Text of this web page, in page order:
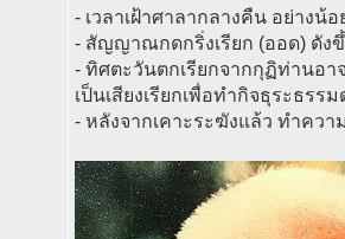
- เวลาเฝ้าศาลากลางคืน อย่างน้
- สัญญาณกดกริ่งเรียก (ออด) ดั
- ทิศตะวันตกเรียกจากกุฏิท่านอา
เป็นเสียงเรียกเพื่อทำกิจธุระธรร
- หลังจากเคาะระฆังแล้ว ทำคว